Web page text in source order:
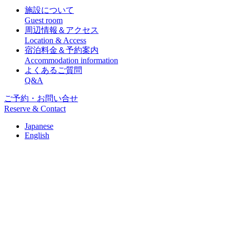
施設について
Guest room
周辺情報＆アクセス
Location & Access
宿泊料金＆予約案内
Accommodation information
よくあるご質問
Q&A
ご予約・お問い合せ
Reserve & Contact
Japanese
English